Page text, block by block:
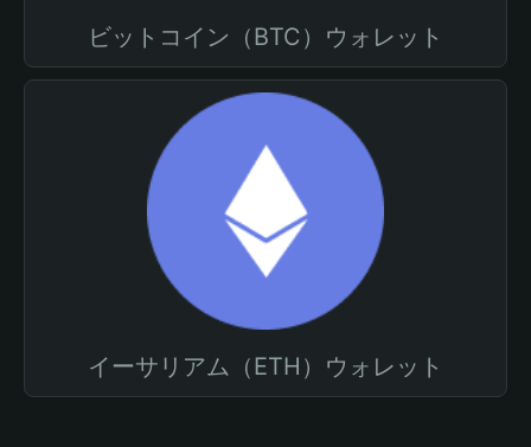
ビットコイン（BTC）ウォレット
イーサリアム（ETH）ウォレット